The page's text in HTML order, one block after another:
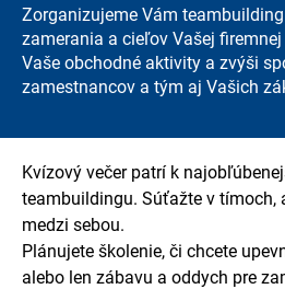
Zorganizujeme Vám
zamerania a cieľov Vašej
Vaše obchodné aktivity a zvýši
zamestnancov a tým aj Vašich
Kvízový večer patrí k
teambuildingu. Súťažte v tímoch,
medzi sebou.
Plánujete školenie, či chcete
alebo len zábavu a oddych pre